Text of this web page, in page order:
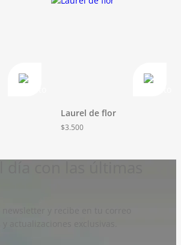
Laurel de flor
$3.500